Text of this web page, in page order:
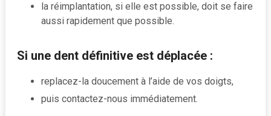
la réimplantation, si elle est possible, doit se faire
aussi rapidement que possible.
Si une dent définitive est déplacée :
replacez-la doucement à l’aide de vos doigts,
puis contactez-nous immédiatement.